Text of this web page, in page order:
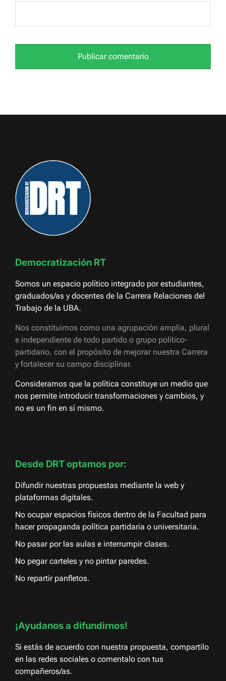
Democratización RT
Somos un espacio político integrado por estudiantes,
graduados/as y docentes de la Carrera Relaciones del
Trabajo de la UBA.
Nos constituimos como una agrupación amplia, plural
e independiente de todo partido o grupo político-
partidario, con el propósito de mejorar nuestra Carrera
y fortalecer su campo disciplinar.
Consideramos que la política constituye un medio que
nos permite introducir transformaciones y cambios, y
no es un fin en sí mismo.
Desde DRT optamos por:
Difundir nuestras propuestas mediante la web y
plataformas digitales.
No ocupar espacios físicos dentro de la Facultad para
hacer propaganda política partidaria o universitaria.
No pasar por las aulas e interrumpir clases.
No pegar carteles y no pintar paredes.
No repartir panfletos.
¡Ayudanos a difundirnos!
Si estás de acuerdo con nuestra propuesta, compartilo
en las redes sociales o comentalo con tus
compañeros/as.